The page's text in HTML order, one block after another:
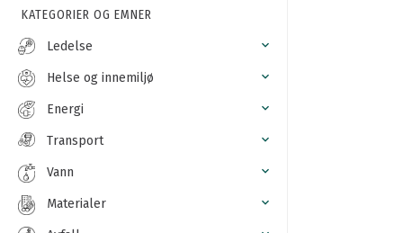
KATEGORIER OG EMNER
Ledelse
Helse og innemiljø
Energi
Transport
Vann
Materialer